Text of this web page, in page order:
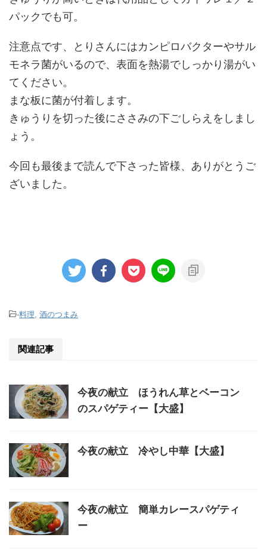
パックでも可。
注意点です、とりさんにはカンピロバクターやサル
モネラ菌がいるので、表面を熱湯でしっかり湯がい
てください。
まな板に菌が付着します。
きゅうりを切った後にささみの下ごしらえをしまし
ょう。
今回も最後まで読んで下さった皆様、ありがとうご
ざいました。
-料理, 酒のつまみ
関連記事
今夜の献立 ほうれん草とベーコン
のスパゲティー【大盛】
今夜の献立 冷やし中華【大盛】
今夜の献立 簡単カレースパゲティ
ー